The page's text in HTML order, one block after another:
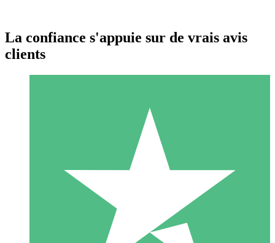
Packs de Crédits Individuels
Payez à l'utilisation avec des crédits de téléchargement. Sans
1 Téléchargement
10 00
La confiance s'appuie sur de vrais avis
clients